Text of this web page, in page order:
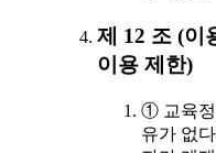
제 12 조 (이
이용 제한)
① 교육정
유가 없